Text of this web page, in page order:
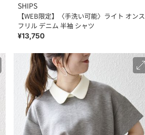
SHIPS
【WEB限定】〈手洗い可能〉ライト オンス
フリル デニム 半袖 シャツ
¥13,750